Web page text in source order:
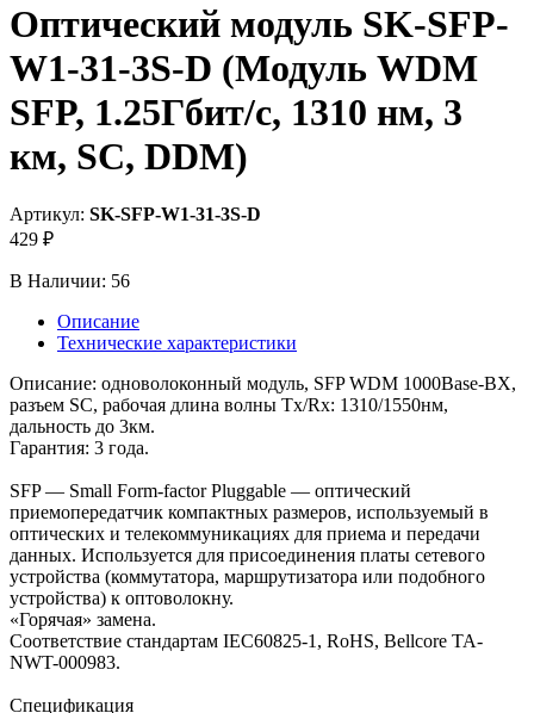
Оптический модуль SK-SFP-
W1-31-3S-D (Модуль WDM
SFP, 1.25Гбит/c, 1310 нм, 3
км, SC, DDM)
Артикул: SK-SFP-W1-31-3S-D
429 ₽
В Наличии: 56
Описание
Технические характеристики
Описание: одноволоконный модуль, SFP WDM 1000Base-BX,
разъем SC, рабочая длина волны Tx/Rx: 1310/1550нм,
дальность до 3км.
Гарантия: 3 года.
SFP — Small Form-factor Pluggable — оптический
приемопередатчик компактных размеров, используемый в
оптических и телекоммуникациях для приема и передачи
данных. Используется для присоединения платы сетевого
устройства (коммутатора, маршрутизатора или подобного
устройства) к оптоволокну.
«Горячая» замена.
Соответствие стандартам IEC60825-1, RoHS, Bellcore TA-
NWT-000983.
Спецификация